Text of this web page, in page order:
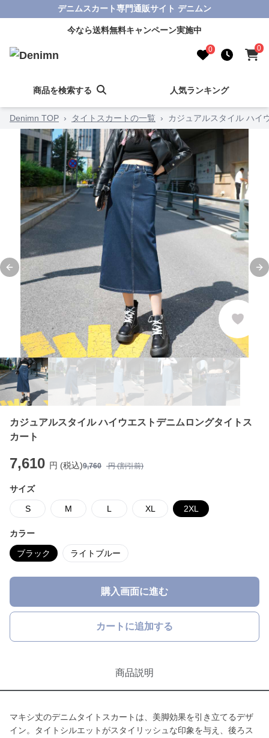
デニムスカート専門通販サイト デニムン
今なら送料無料キャンペーン実施中
0 0
商品を検索する 人気ランキング
Denimn TOP › タイトスカートの一覧 › カジュアルスタイル ハイ
Previous slide
カジュアルスタイル ハイウエストデニムロングタイトス
カート
7,610 円 (税込)9,760 円 (割引前)
サイズ
S M L XL 2XL
カラー
ブラック ライトブルー
購入画面に進む
カートに追加する
商品説明
マキシ丈のデニムタイトスカートは、美脚効果を引き立てるデザ
イン。タイトシルエットがスタイリッシュな印象を与え、後ろス